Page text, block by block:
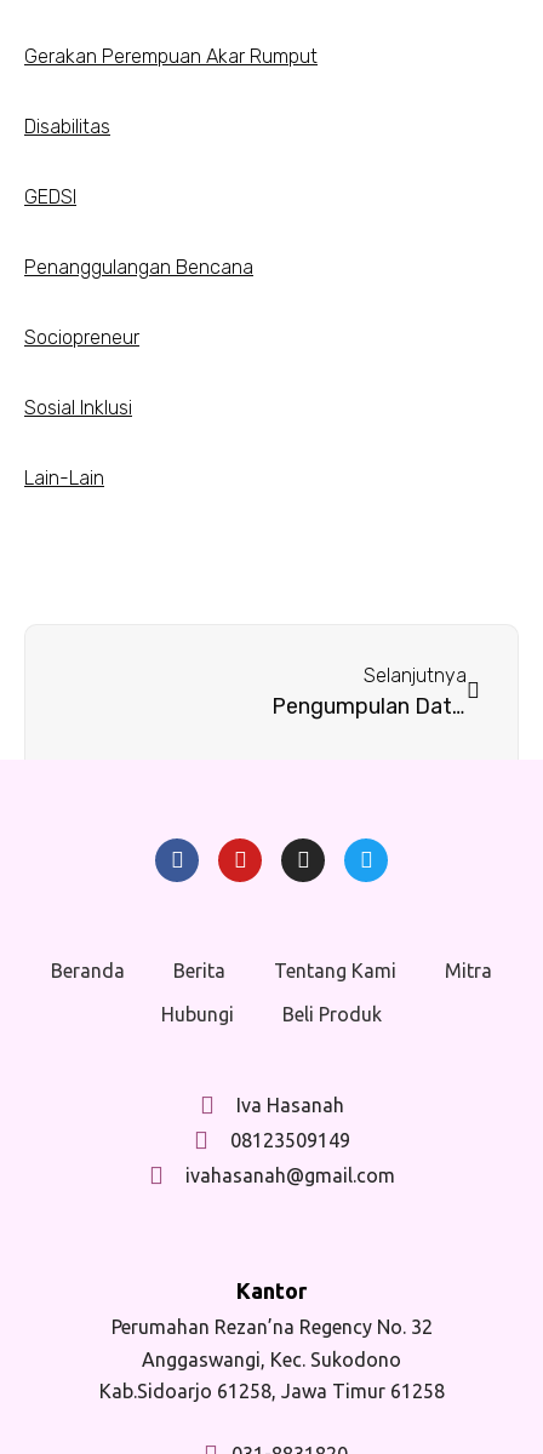
Gerakan Perempuan Akar Rumput
Disabilitas
GEDSI
Penanggulangan Bencana
Sociopreneur
Sosial Inklusi
Lain-Lain
Selanjutnya
Pengumpulan Data Lapangan (live in)
Beranda Berita Tentang Kami
Mitra
Hubungi
Beli Produk
Iva Hasanah
08123509149
ivahasanah@gmail.com
Kantor
Perumahan Rezan’na Regency No. 32
Anggaswangi, Kec. Sukodono
Kab.Sidoarjo 61258, Jawa Timur 61258